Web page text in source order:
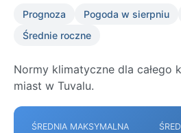
Prognoza Pogoda w sierpniu
Średnie roczne
Normy klimatyczne dla całego
miast w Tuvalu.
ŚREDNIA MAKSYMALNA